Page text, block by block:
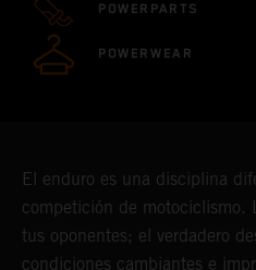
POWERPARTS
POWERWEAR
El enduro es una disciplina
competición de motociclismo.
tus oponentes; el verdadero
condiciones cambiantes e